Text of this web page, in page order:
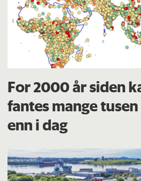
For 2000 år siden
fantes mange
enn i dag